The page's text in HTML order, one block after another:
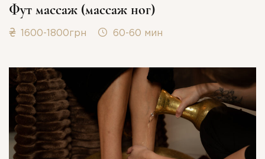
Фут массаж (массаж ног)
1600-1800грн 60-60 мин